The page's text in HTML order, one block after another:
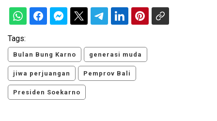
Tags:
Bulan Bung Karno generasi muda
jiwa perjuangan Pemprov Bali
Presiden Soekarno